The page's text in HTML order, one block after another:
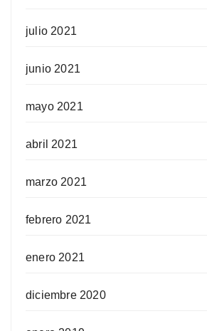
julio 2021
junio 2021
mayo 2021
abril 2021
marzo 2021
febrero 2021
enero 2021
diciembre 2020